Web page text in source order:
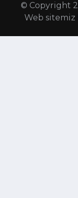
© Copyright
Web sitemiz